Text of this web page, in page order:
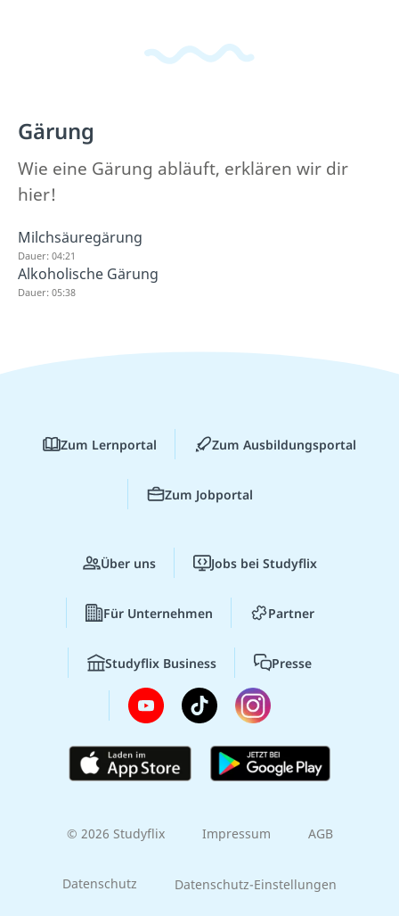
Gärung
Wie eine Gärung abläuft, erklären wir dir
hier!
Milchsäuregärung
Dauer: 04:21
Alkoholische Gärung
Dauer: 05:38
Zum Lernportal Zum Ausbildungsportal
Zum Jobportal
Über uns Jobs bei Studyflix
Für Unternehmen Partner
Studyflix Business Presse
© 2026 Studyflix Impressum AGB
Datenschutz Datenschutz-Einstellungen